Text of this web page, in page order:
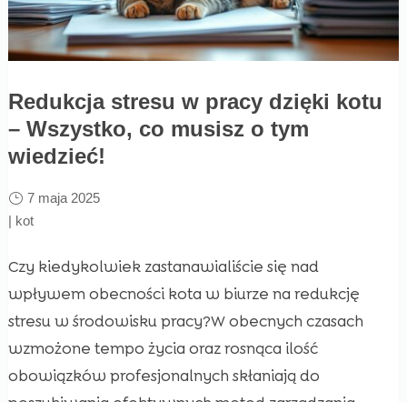
Redukcja stresu w pracy dzięki kotu
– Wszystko, co musisz o tym
wiedzieć!
7 maja 2025
| kot
Czy kiedykolwiek zastanawialiście się nad
wpływem obecności kota w biurze na redukcję
stresu w środowisku pracy?W obecnych czasach
wzmożone tempo życia oraz rosnąca ilość
obowiązków profesjonalnych skłaniają do